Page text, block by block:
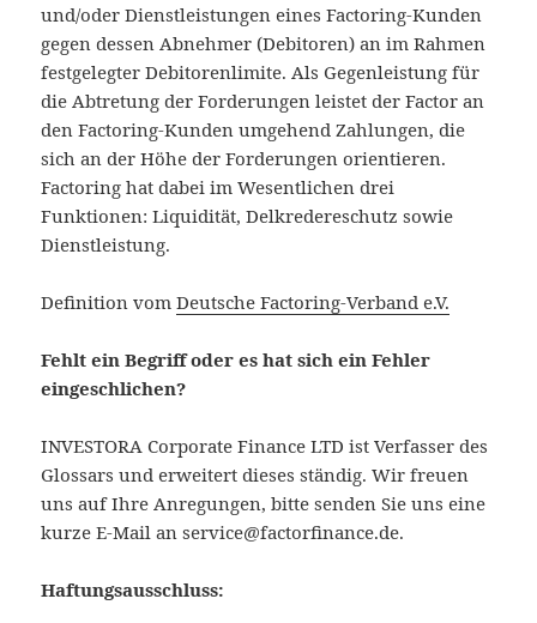
und/oder Dienstleistungen eines Factoring-Kunden
gegen dessen Abnehmer (Debitoren) an im Rahmen
festgelegter Debitorenlimite. Als Gegenleistung für
die Abtretung der Forderungen leistet der Factor an
den Factoring-Kunden umgehend Zahlungen, die
sich an der Höhe der Forderungen orientieren.
Factoring hat dabei im Wesentlichen drei
Funktionen: Liquidität, Delkredereschutz sowie
Dienstleistung.
Definition vomDeutsche Factoring-Verband e.V.
Fehlt ein Begriff oder es hat sich ein Fehler
eingeschlichen?
INVESTORA Corporate Finance LTD ist Verfasser des
Glossars und erweitert dieses ständig. Wir freuen
uns auf Ihre Anregungen, bitte senden Sie uns eine
kurze E-Mail an service@factorfinance.de.
Haftungsausschluss: